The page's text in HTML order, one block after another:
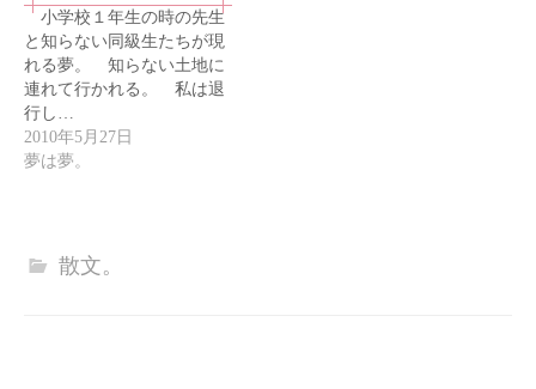
小学校１年生の時の先生
と知らない同級生たちが現
れる夢。 知らない土地に
連れて行かれる。 私は退
行し…
2010年5月27日
夢は夢。
散文。